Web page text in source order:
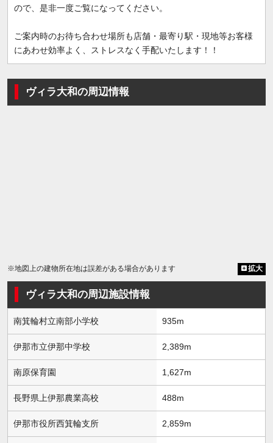
ので、是非一度ご覧になってください。
ご案内時のお待ち合わせ場所も店舗・最寄り駅・現地等お客様
にあわせ効率よく、ストレスなく手配いたします！！
ヴィラ大和の周辺情報
※地図上の建物所在地は誤差がある場合があります 拡大
ヴィラ大和の周辺施設情報
南箕輪村立南部小学校 935m
伊那市立伊那中学校 2,389m
南原保育園 1,627m
長野県上伊那農業高校 488m
伊那市役所西箕輪支所 2,859m